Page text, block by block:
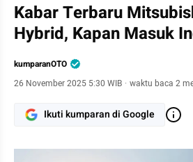
Kabar Terbaru
Hybrid, Kapan Masuk
kumparanOTO
26 November 2025 5:30 WIB · waktu baca 2
Ikuti kumparan di Google